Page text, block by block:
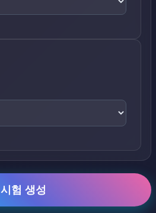
시험 생성